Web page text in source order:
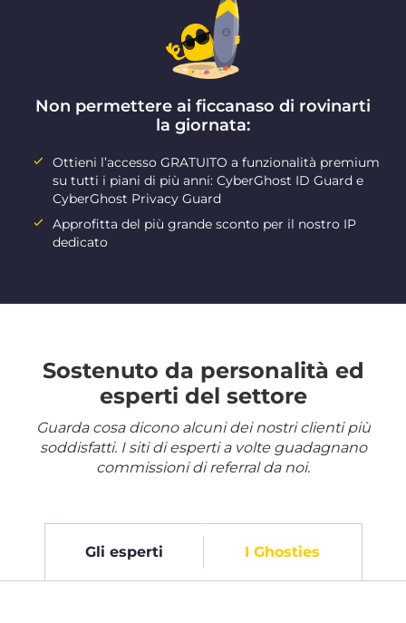
Non permettere ai ficcanaso di rovinarti
la giornata:
Ottieni l’accesso GRATUITO a funzionalità premium
su tutti i piani di più anni: CyberGhost ID Guard e
CyberGhost Privacy Guard
Approfitta del più grande sconto per il nostro IP
dedicato
Sostenuto da personalità ed
esperti del settore
Guarda cosa dicono alcuni dei nostri clienti più
soddisfatti. I siti di esperti a volte guadagnano
commissioni di referral da noi.
Gli esperti I Ghosties